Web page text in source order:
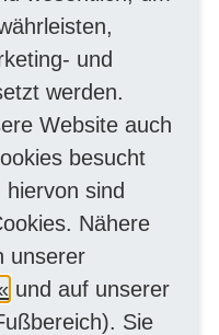
das Online-
und
werden.
Website auch
besucht
sind
Nähere
unserer
und auf unserer
Sie